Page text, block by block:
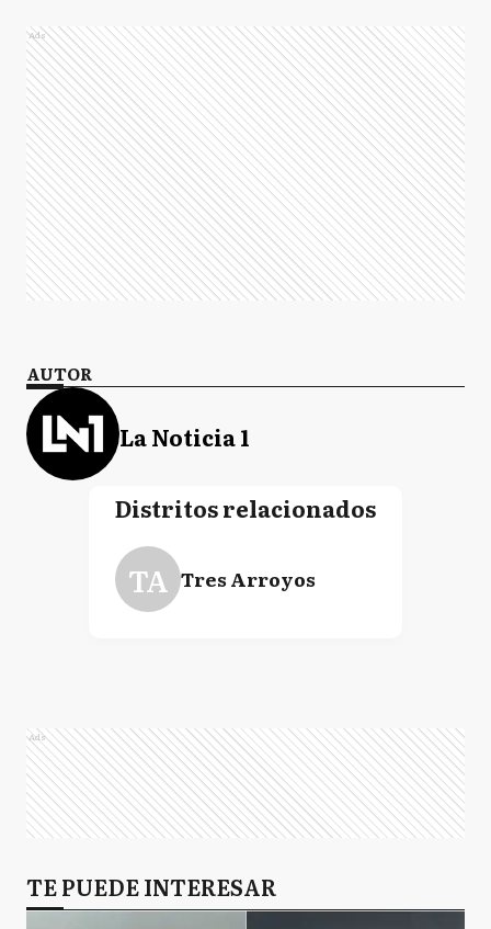
Ads
AUTOR
La Noticia 1
Distritos relacionados
TA Tres Arroyos
Ads
TE PUEDE INTERESAR